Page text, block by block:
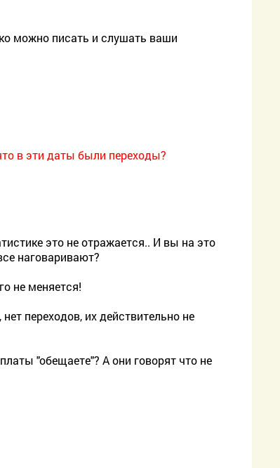
можно писать и слушать ваши
в эти даты были переходы?
это не отражается.. И вы на это
наговаривают?
не меняется!
переходов, их действительно не
"обещаете"? А они говорят что не